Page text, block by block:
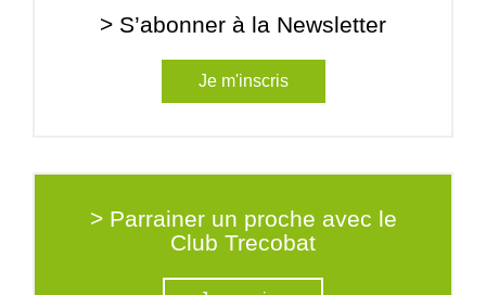
> S’abonner à la Newsletter
Je m'inscris
> Parrainer un proche avec le
Club Trecobat